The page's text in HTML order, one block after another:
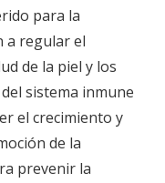
para la
a regular el
de la piel y los
sistema inmune
el crecimiento y
de la
prevenir la